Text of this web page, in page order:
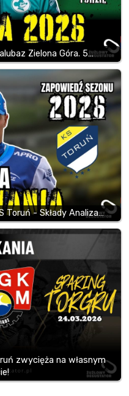
Zielona Góra. 5…
Toruń - Składy Analiza…
zwycięża na własnym